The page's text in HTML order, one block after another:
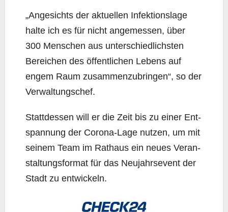
„Ange­sichts der aktu­el­len Infek­ti­ons­la­ge
hal­te ich es für nicht ange­mes­sen, über
300 Men­schen aus unter­schied­lichs­ten
Berei­chen des öffent­li­chen Lebens auf
engem Raum zusam­men­zu­brin­gen“, so der
Verwaltungschef.
Statt­des­sen will er die Zeit bis zu einer Ent­
span­nung der Coro­na-Lage nut­zen, um mit
sei­nem Team im Rat­haus ein neu­es Ver­an­
stal­tungs­for­mat für das Neu­jahrs­e­vent der
Stadt zu entwickeln.